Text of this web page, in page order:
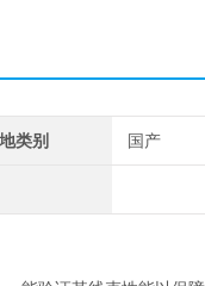
类别 国产